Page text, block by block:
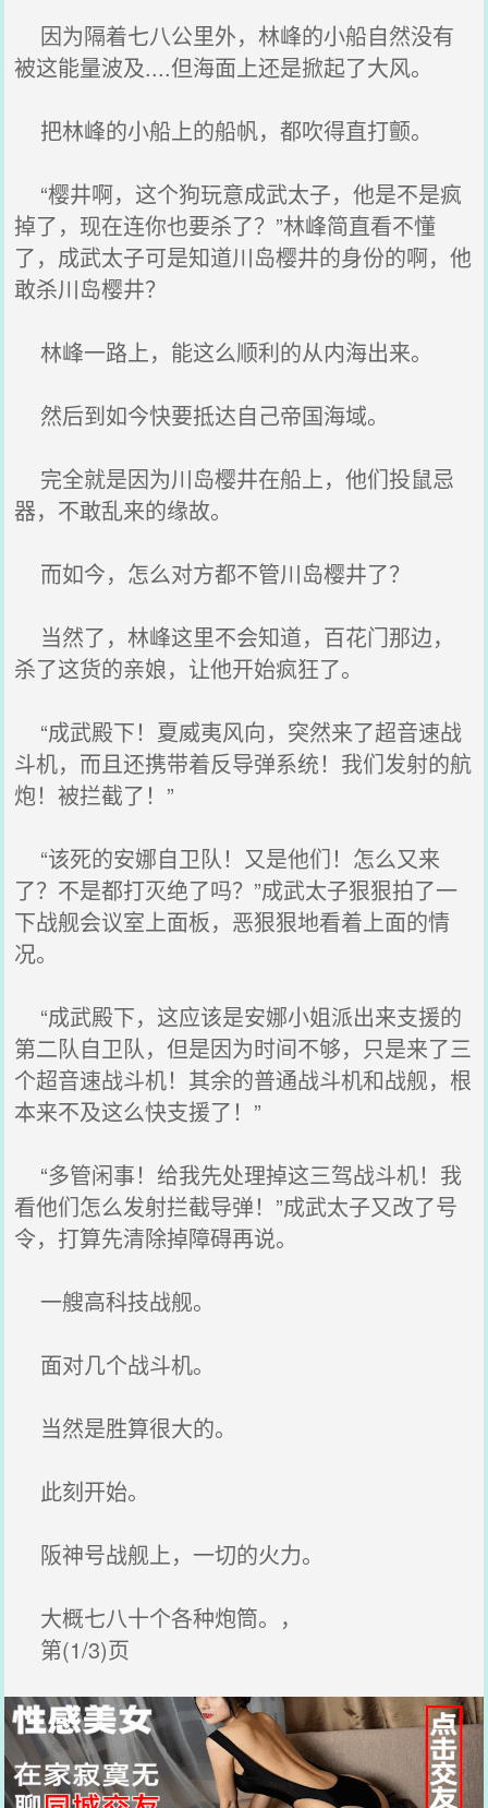
因为隔着七八公里外，林峰的小船自然没有
被这能量波及....但海面上还是掀起了大风。
把林峰的小船上的船帆，都吹得直打颤。
“樱井啊，这个狗玩意成武太子，他是不是疯
掉了，现在连你也要杀了？”林峰简直看不懂
了，成武太子可是知道川岛樱井的身份的啊，他
敢杀川岛樱井？
林峰一路上，能这么顺利的从内海出来。
然后到如今快要抵达自己帝国海域。
完全就是因为川岛樱井在船上，他们投鼠忌
器，不敢乱来的缘故。
而如今，怎么对方都不管川岛樱井了？
当然了，林峰这里不会知道，百花门那边，
杀了这货的亲娘，让他开始疯狂了。
“成武殿下！夏威夷风向，突然来了超音速战
斗机，而且还携带着反导弹系统！我们发射的航
炮！被拦截了！”
“该死的安娜自卫队！又是他们！怎么又来
了？不是都打灭绝了吗？”成武太子狠狠拍了一
下战舰会议室上面板，恶狠狠地看着上面的情
况。
“成武殿下，这应该是安娜小姐派出来支援的
第二队自卫队，但是因为时间不够，只是来了三
个超音速战斗机！其余的普通战斗机和战舰，根
本来不及这么快支援了！”
“多管闲事！给我先处理掉这三驾战斗机！我
看他们怎么发射拦截导弹！”成武太子又改了号
令，打算先清除掉障碍再说。
一艘高科技战舰。
面对几个战斗机。
当然是胜算很大的。
此刻开始。
阪神号战舰上，一切的火力。
大概七八十个各种炮筒。，
第(1/3)页